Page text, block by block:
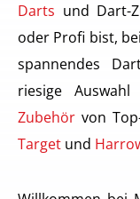
Darts und Dart-
oder Profi bist,
spannendes
riesige
Zubehör von
Target und